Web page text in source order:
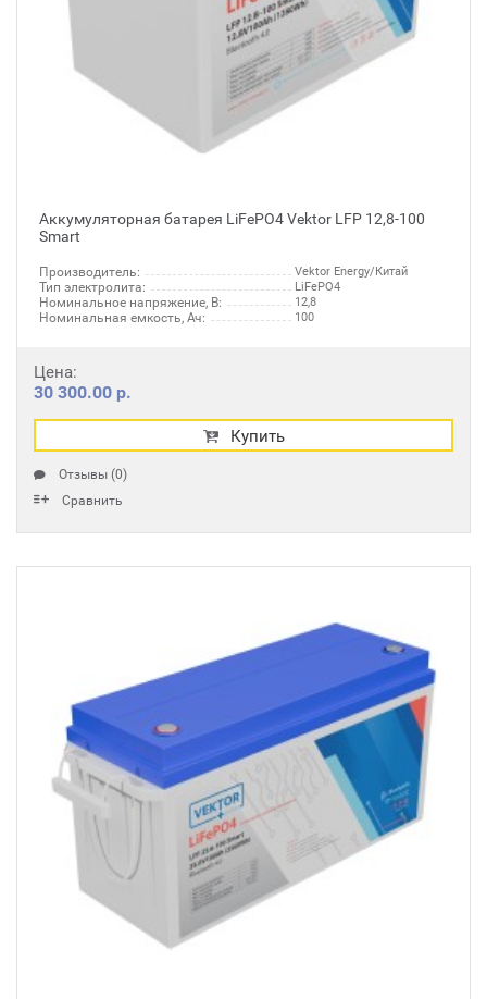
Аккумуляторная батарея LiFePO4 Vektor LFP 12,8-100
Smart
Производитель: Vektor Energy/Китай
Тип электролита: LiFePO4
Номинальное напряжение, В: 12,8
Номинальная емкость, Ач: 100
Цена:
30 300.00 р.
Купить
Отзывы (0)
Сравнить